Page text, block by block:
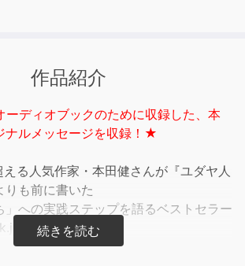
作品紹介
ディオブックのために収録した、本
ナルメッセージを収録！★
る人気作家・本田健さんが『ユダヤ人
りも前に書いた
」への実践ステップを語るベストセラー
に登場！